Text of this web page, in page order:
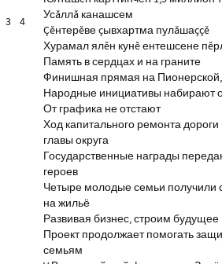
3 4
Усăллă канашсем
Çĕнтерĕве çывхартма пулăшаççĕ
Хурамал ялĕн кунĕ ентешсене
Память в сердцах и на граните
Финишная прямая на Пионерской,
Народные инициативы набирают
От графика не отстают
Ход капитального ремонта дороги
главы округа
Государственные награды
героев
Четыре молодые семьи получили
на жильё
Развивая бизнес, строим будущее
Проект продолжает помогать
семьям